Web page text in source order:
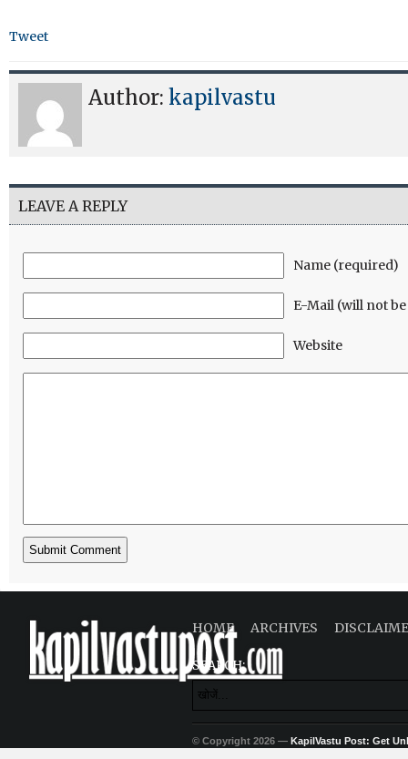
Tweet
Author: kapilvastu
LEAVE A REPLY
Name (required)
E-Mail (will not
Website
HOME ARCHIVES
SEARCH:
© Copyright 2026 — KapilVastu Post: Get